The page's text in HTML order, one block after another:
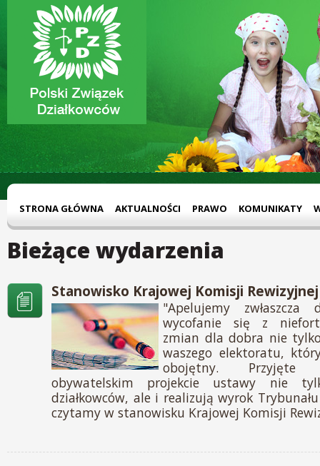
STRONA GŁÓWNA AKTUALNOŚCI PRAWO KOMUNIKATY
Bieżące wydarzenia
Stanowisko Krajowej Komisji Rewizyjnej
"Apelujemy
wycofanie się z
zmian dla dobra nie
waszego elektoratu,
obojętny. Przyjęte
obywatelskim projekcie ustawy nie
działkowców, ale i realizują wyrok
czytamy w stanowisku Krajowej Komisji